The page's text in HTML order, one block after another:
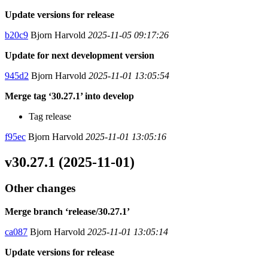
Update versions for release
b20c9 Bjorn Harvold 2025-11-05 09:17:26
Update for next development version
945d2 Bjorn Harvold 2025-11-01 13:05:54
Merge tag ‘30.27.1’ into develop
Tag release
f95ec Bjorn Harvold 2025-11-01 13:05:16
v30.27.1 (2025-11-01)
Other changes
Merge branch ‘release/30.27.1’
ca087 Bjorn Harvold 2025-11-01 13:05:14
Update versions for release